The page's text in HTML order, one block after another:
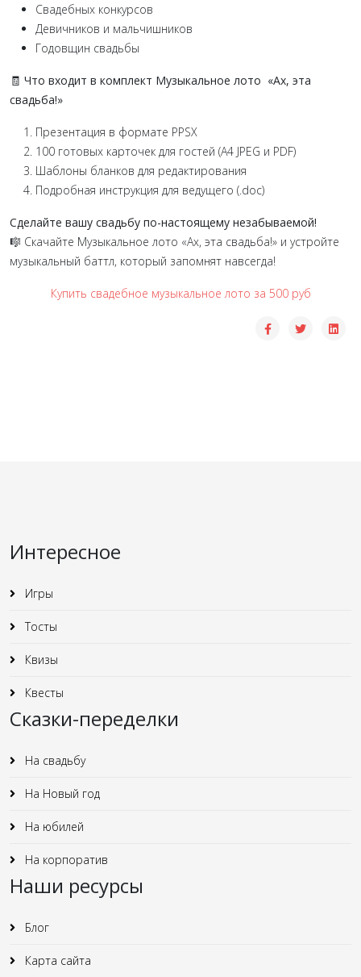
Свадебных конкурсов
Девичников и мальчишников
Годовщин свадьбы
🧾 Что входит в комплект Музыкальное лото «Ах, эта
свадьба!»
Презентация в формате PPSX
100 готовых карточек для гостей (A4 JPEG и PDF)
Шаблоны бланков для редактирования
Подробная инструкция для ведущего (.doc)
Сделайте вашу свадьбу по-настоящему незабываемой!
🎼 Скачайте Музыкальное лото «Ах, эта свадьба!» и устройте
музыкальный баттл, который запомнят навсегда!
Купить свадебное музыкальное лото за 500 руб
Интересное
Игры
Тосты
Квизы
Квесты
Сказки-переделки
На свадьбу
На Новый год
На юбилей
На корпоратив
Наши ресурсы
Блог
Карта сайта